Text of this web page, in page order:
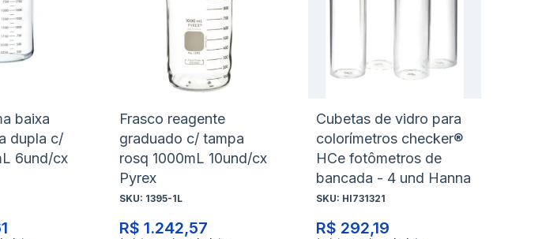
baixa
dupla c/
6und/cx
desejos
Comparar
Frasco reagente
graduado c/ tampa
rosq 1000mL 10und/cx
Pyrex
SKU: 1395-1L
R$ 1.242,57
de
desejos
Cubetas de vidro para
colorímetros checker®
HCe fotômetros de
bancada - 4 und Hanna
SKU: HI731321
R$ 292,19